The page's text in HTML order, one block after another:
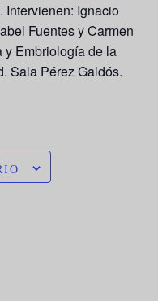
Ignacio
Fuentes y Carmen
y Embriología de la
Sala Pérez Galdós.